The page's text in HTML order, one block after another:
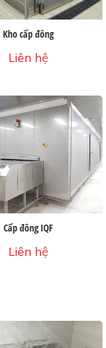
Kho cấp đông
Liên hệ
Cấp đông IQF
Liên hệ